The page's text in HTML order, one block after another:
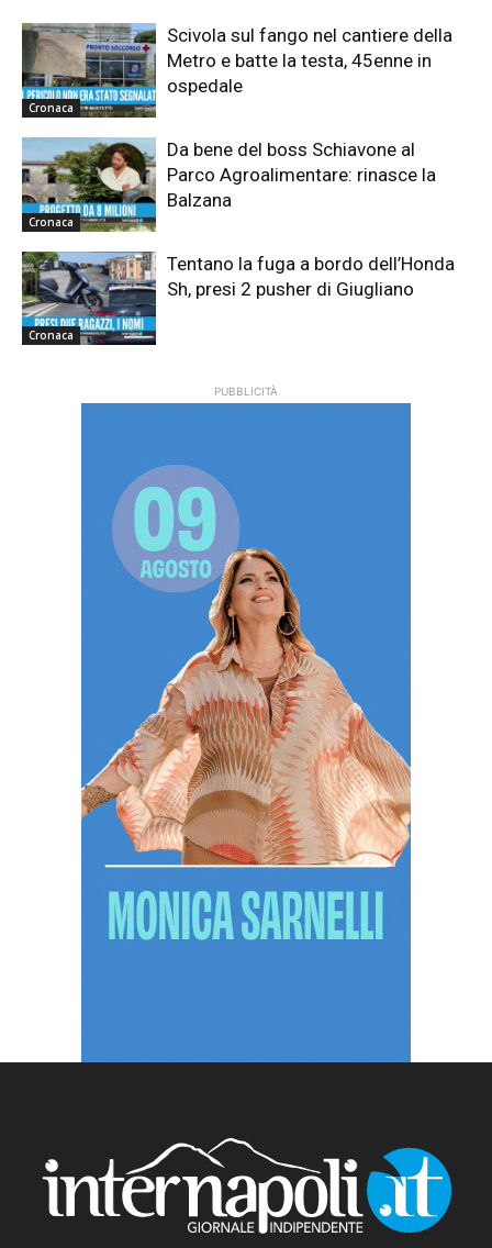
Cronaca
Scivola sul fango nel cantiere della
Metro e batte la testa, 45enne in
ospedale
Cronaca
Da bene del boss Schiavone al
Parco Agroalimentare: rinasce la
Balzana
Cronaca
Tentano la fuga a bordo dell’Honda
Sh, presi 2 pusher di Giugliano
PUBBLICITÀ